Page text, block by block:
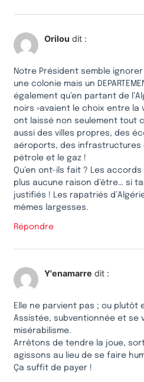
Orilou dit :
Notre Président semble ignorer
une colonie mais un
également qu’en partant de
noirs »avaient le choix entre la
ont laissé non seulement tout
aussi des villes propres, des
aéroports, des
pétrole et le gaz !
Qu’en ont-ils fait ? Les accords
plus aucune raison d’être… si
justifiés ! Les rapatriés
mêmes largesses.
Répondre
Y'enamarre dit :
Elle ne parvient pas ; ou plutôt
Assistée, subventionnée et se
misérabilisme.
Arrêtons de tendre la joue,
agissons au lieu de se faire
Ça suffit de payer !